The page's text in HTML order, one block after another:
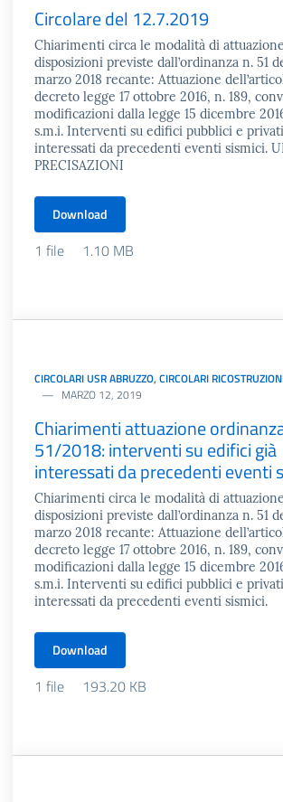
Circolare del 12.7.2019
Chiarimenti circa le modalità di
disposizioni previste dall’ordinanza n. 51
marzo 2018 recante: Attuazione
decreto legge 17 ottobre 2016, n. 189,
modificazioni dalla legge 15 dicembre
s.m.i. Interventi su edifici pubblici e
interessati da precedenti eventi sismici.
PRECISAZIONI
Download
1 file 1.10 MB
CIRCOLARI USR ABRUZZO, CIRCOLARI
MARZO 12, 2019
Chiarimenti attuazione
51/2018: interventi su edifici già
interessati da precedenti eventi
Chiarimenti circa le modalità di
disposizioni previste dall’ordinanza n. 51
marzo 2018 recante: Attuazione
decreto legge 17 ottobre 2016, n. 189,
modificazioni dalla legge 15 dicembre
s.m.i. Interventi su edifici pubblici e
interessati da precedenti eventi sismici.
Download
1 file 193.20 KB